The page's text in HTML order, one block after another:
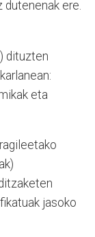
dutenenak ere.
dituzten
eta
jasoko